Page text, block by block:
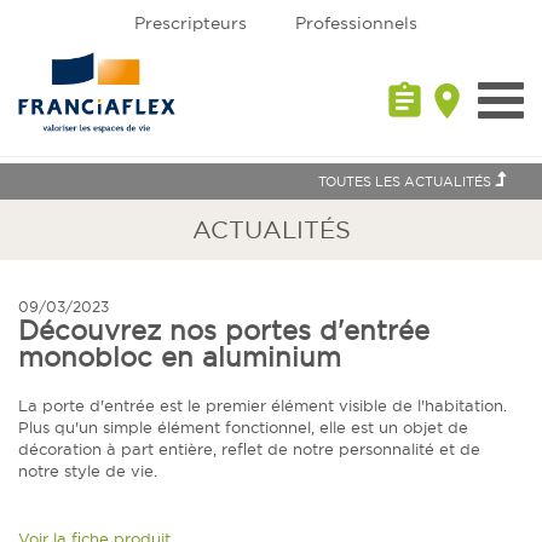
Prescripteurs Professionnels
assignment place
TOUTES LES ACTUALITÉS
ACTUALITÉS
09/03/2023
Découvrez nos portes d'entrée
monobloc en aluminium
La porte d'entrée est le premier élément visible de l'habitation.
Plus qu'un simple élément fonctionnel, elle est un objet de
décoration à part entière, reflet de notre personnalité et de
notre style de vie.